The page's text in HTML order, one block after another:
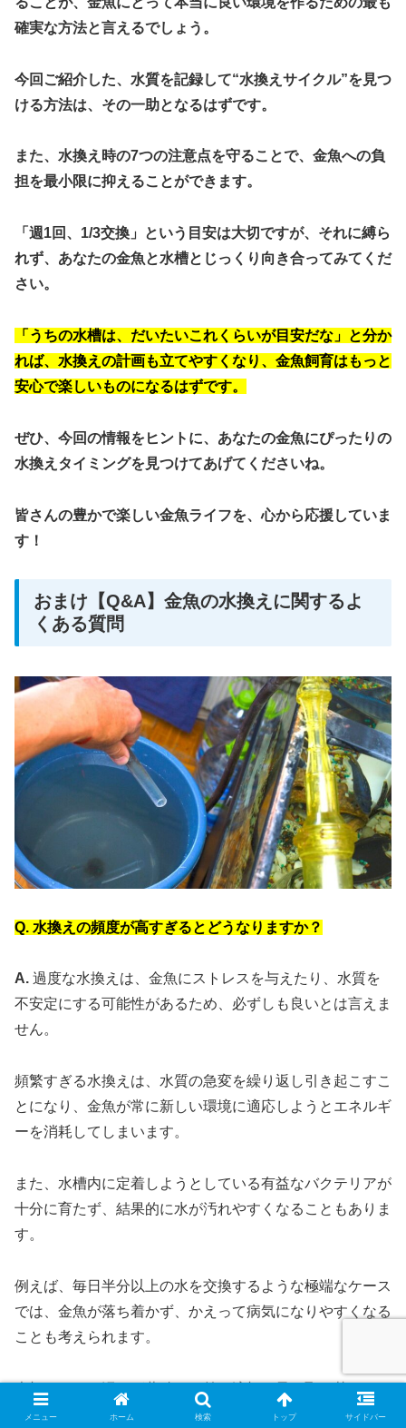
確実な方法と言えるでしょう。
今回ご紹介した、水質を記録して“水換えサイクル”を見つ
ける方法は、その一助となるはずです。
また、水換え時の7つの注意点を守ることで、金魚への負
担を最小限に抑えることができます。
「週1回、1/3交換」という目安は大切ですが、それに縛ら
れず、あなたの金魚と水槽とじっくり向き合ってみてくだ
さい。
「うちの水槽は、だいたいこれくらいが目安だな」と分か
れば、水換えの計画も立てやすくなり、金魚飼育はもっと
安心で楽しいものになるはずです。
ぜひ、今回の情報をヒントに、あなたの金魚にぴったりの
水換えタイミングを見つけてあげてくださいね。
皆さんの豊かで楽しい金魚ライフを、心から応援していま
す！
おまけ【Q&A】金魚の水換えに関するよ
くある質問
Q. 水換えの頻度が高すぎるとどうなりますか？
A. 過度な水換えは、金魚にストレスを与えたり、水質を
不安定にする可能性があるため、必ずしも良いとは言えま
せん。
頻繁すぎる水換えは、水質の急変を繰り返し引き起こすこ
とになり、金魚が常に新しい環境に適応しようとエネルギ
ーを消耗してしまいます。
また、水槽内に定着しようとしている有益なバクテリアが
十分に育たず、結果的に水が汚れやすくなることもありま
す。
例えば、毎日半分以上の水を交換するような極端なケース
では、金魚が落ち着かず、かえって病気になりやすくなる
ことも考えられます。
大切なのは、汚れが蓄積する前に適切な量を取り替えるこ
とであり、「多ければ多いほど良い」というわけではあり
メニュー ホーム 検索 トップ サイドバー